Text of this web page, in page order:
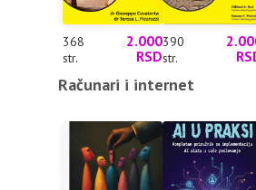
368
str.
2.000
RSD
390
str.
Računari i internet